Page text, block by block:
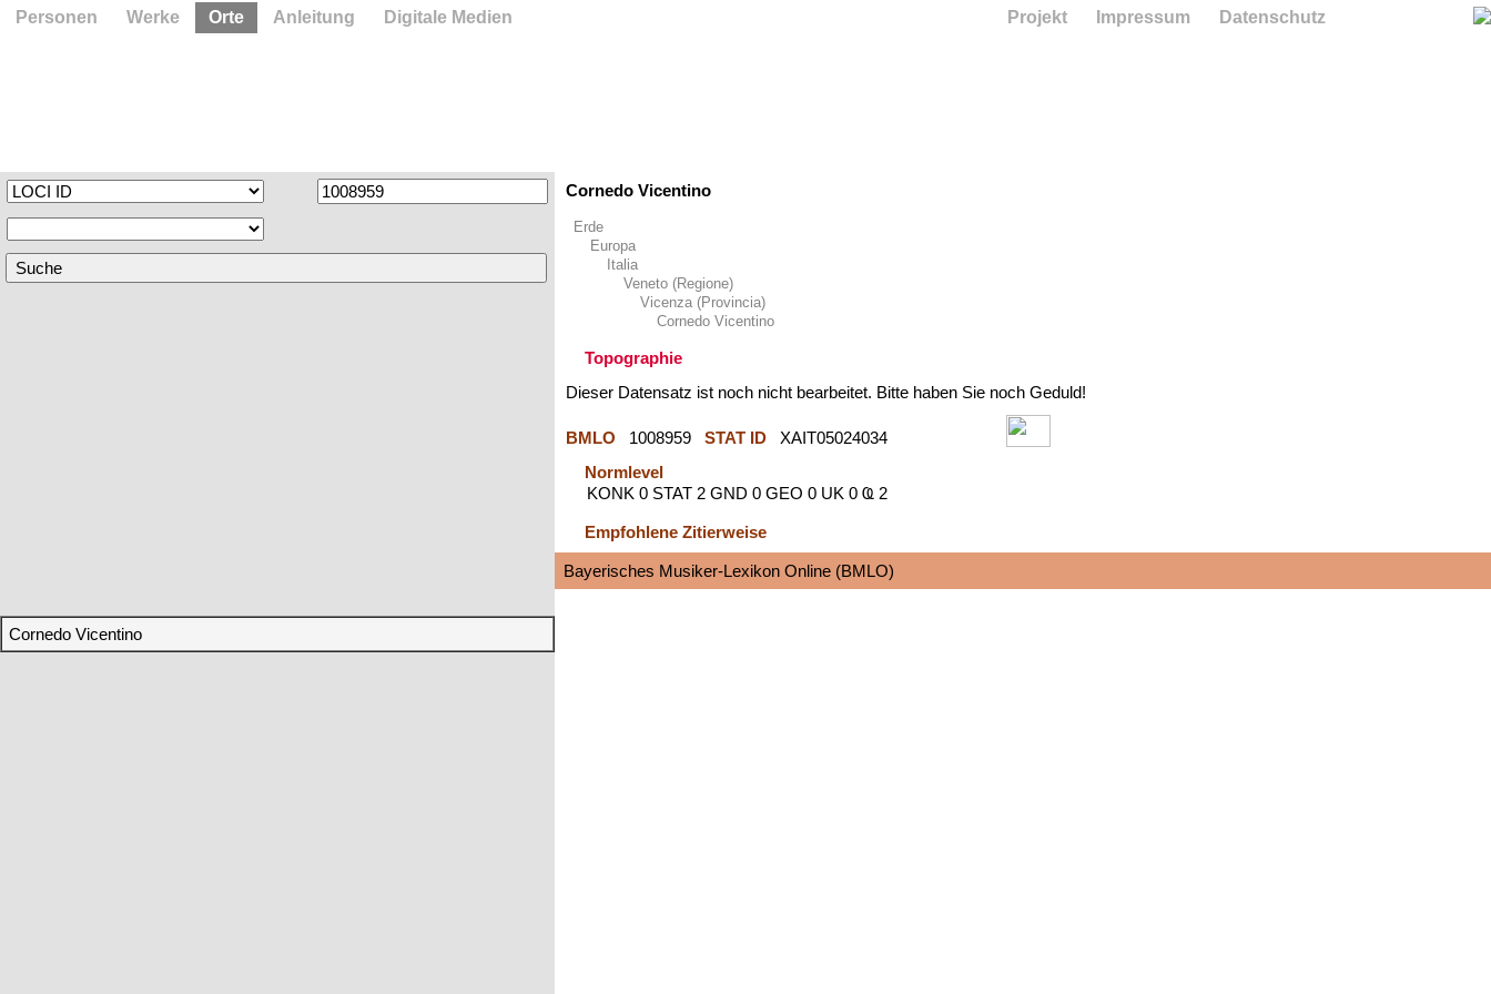
Cornedo Vicentino
Cornedo Vicentino
Erde
Europa
Italia
Veneto (Regione)
Vicenza (Provincia)
Cornedo Vicentino
Topographie
Dieser Datensatz ist noch nicht bearbeitet. Bitte haben Sie noch Geduld!
BMLO 1008959 STAT ID
XAIT05024034
Normlevel
KONK 0 STAT 2 GND 0 GEO 0 UK 0 Ҩ 2
Empfohlene Zitierweise
Bayerisches Musiker-Lexikon Online (BMLO)
Personen Werke Orte Anleitung Digitale Medien Projekt Impressum Datenschutz